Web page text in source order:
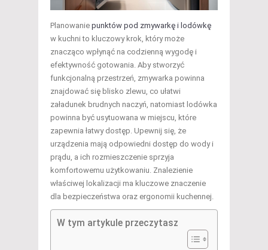
Planowanie punktów pod zmywarkę i lodówkę
w kuchni to kluczowy krok, który może
znacząco wpłynąć na codzienną wygodę i
efektywność gotowania. Aby stworzyć
funkcjonalną przestrzeń, zmywarka powinna
znajdować się blisko zlewu, co ułatwi
załadunek brudnych naczyń, natomiast lodówka
powinna być usytuowana w miejscu, które
zapewnia łatwy dostęp. Upewnij się, że
urządzenia mają odpowiedni dostęp do wody i
prądu, a ich rozmieszczenie sprzyja
komfortowemu użytkowaniu. Znalezienie
właściwej lokalizacji ma kluczowe znaczenie
dla bezpieczeństwa oraz ergonomii kuchennej.
W tym artykule przeczytasz